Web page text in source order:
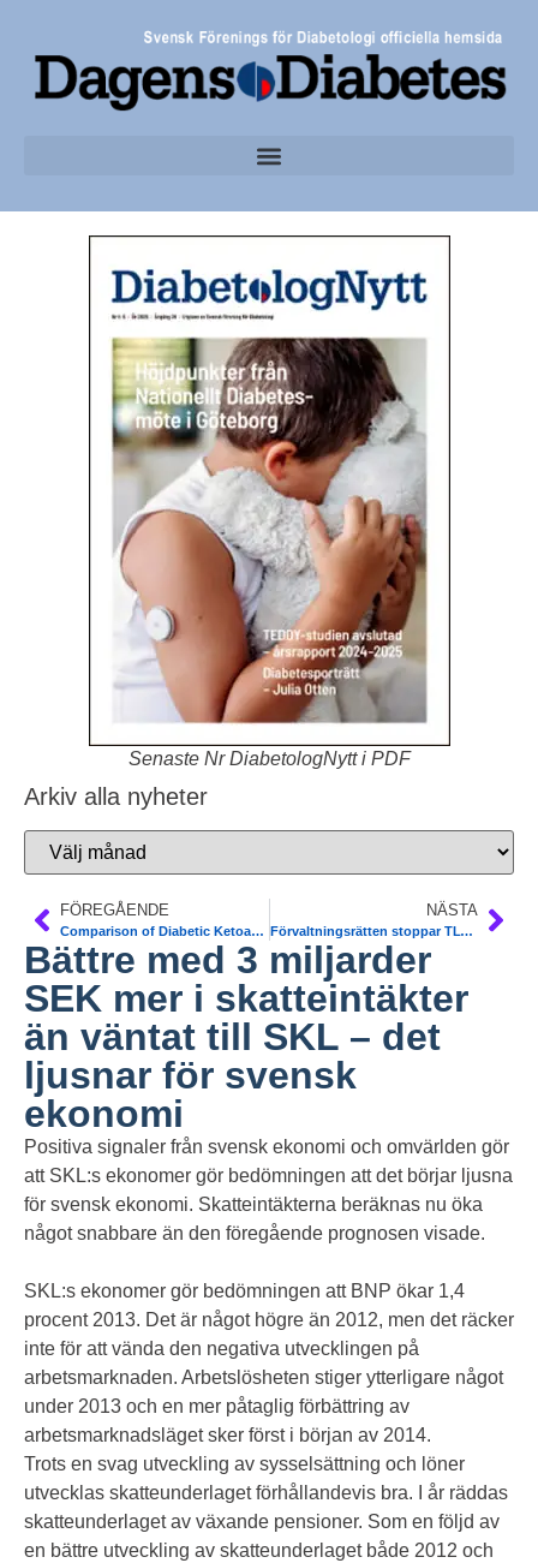
Senaste Nr DiabetologNytt i PDF
Arkiv alla nyheter
FÖREGÅENDE
Comparison of Diabetic Ketoacidosis in Patients With Type-2 Diabetes Mellitus a worse outcome than T1DM. American Journal of the Medical Sciences
NÄSTA
Förvaltningsrätten stoppar TLV. Region Skåne har rätt.
Bättre med 3 miljarder
SEK mer i skatteintäkter
än väntat till SKL – det
ljusnar för svensk
ekonomi
Positiva signaler från svensk ekonomi och omvärlden gör
att SKL:s ekonomer gör bedömningen att det börjar ljusna
för svensk ekonomi. Skatteintäkterna beräknas nu öka
något snabbare än den föregående prognosen visade.
SKL:s ekonomer gör bedömningen att BNP ökar 1,4
procent 2013. Det är något högre än 2012, men det räcker
inte för att vända den negativa utvecklingen på
arbetsmarknaden. Arbetslösheten stiger ytterligare något
under 2013 och en mer påtaglig förbättring av
arbetsmarknadsläget sker först i början av 2014.
Trots en svag utveckling av sysselsättning och löner
utvecklas skatteunderlaget förhållandevis bra. I år räddas
skatteunderlaget av växande pensioner. Som en följd av
en bättre utveckling av skatteunderlaget både 2012 och